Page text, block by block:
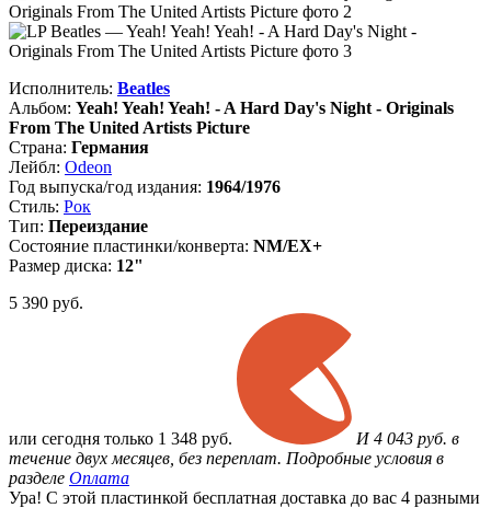
Исполнитель: Beatles
Альбом: Yeah! Yeah! Yeah! - A Hard Day's Night - Originals
From The United Artists Picture
Страна: Германия
Лейбл: Odeon
Год выпуска/год издания: 1964/1976
Стиль: Рок
Тип: Переиздание
Состояние пластинки/конверта: NM/EX+
Размер диска: 12"
5 390 руб.
или сегодня только 1 348 руб.
И 4 043 руб. в
течение двух месяцев, без переплат. Подробные условия в
разделе Оплата
Ура! С этой пластинкой бесплатная доставка до вас 4 разными